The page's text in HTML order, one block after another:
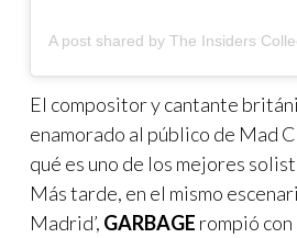
El compositor y cantante
enamorado al público de Mad
qué es uno de los mejores
Más tarde, en el mismo
Madrid’, GARBAGE rompió